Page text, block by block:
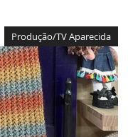
Produção/TV Aparecida